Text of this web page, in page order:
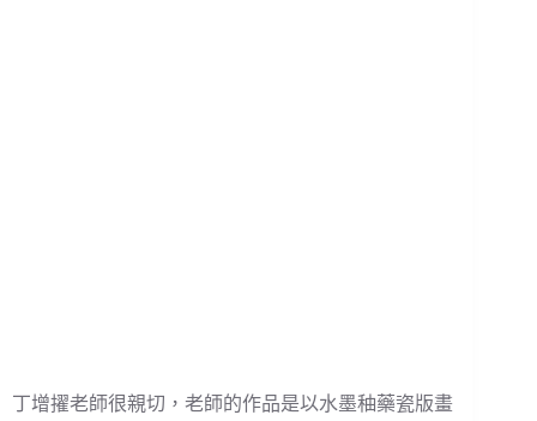
丁增擢老師很親切，老師的作品是以水墨秞藥瓷版畫